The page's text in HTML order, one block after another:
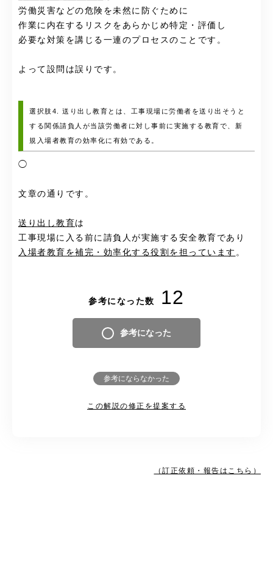
労働災害などの危険を未然に防ぐために
作業に内在するリスクをあらかじめ特定・評価し
必要な対策を講じる一連のプロセスのことです。
よって設問は誤りです。
選択肢4. 送り出し教育とは、工事現場に労働者を送り出そうと
する関係請負人が当該労働者に対し事前に実施する教育で、新
規入場者教育の効率化に有効である。
◯
文章の通りです。
送り出し教育は
工事現場に入る前に請負人が実施する安全教育であり
入場者教育を補完・効率化する役割を担っています 。
参考になった数 12
参考になった
参考にならなかった
この解説の修正を提案する
（訂正依頼・報告はこちら）